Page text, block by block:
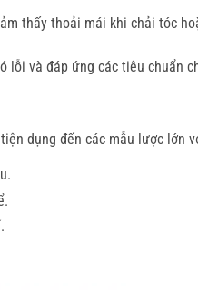
thấy thoải mái khi chải tóc
lỗi và đáp ứng các tiêu chuẩn
dụng đến các mẫu lược lớn